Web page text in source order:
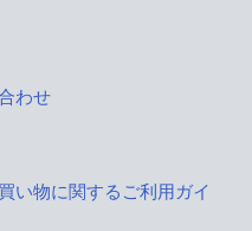
わせ
い物に関するご利用ガイ